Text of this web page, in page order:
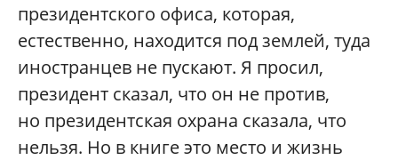
президентского офиса, которая,
естественно, находится под землей, туда
иностранцев не пускают. Я просил,
президент сказал, что он не против,
но президентская охрана сказала, что
нельзя. Но в книге это место и жизнь